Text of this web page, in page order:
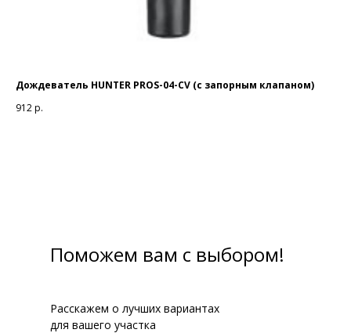
Дождеватель HUNTER PROS-04-CV (с запорным клапаном)
912р.
Поможем вам с выбором!
Расскажем о лучших вариантах
для вашего участка